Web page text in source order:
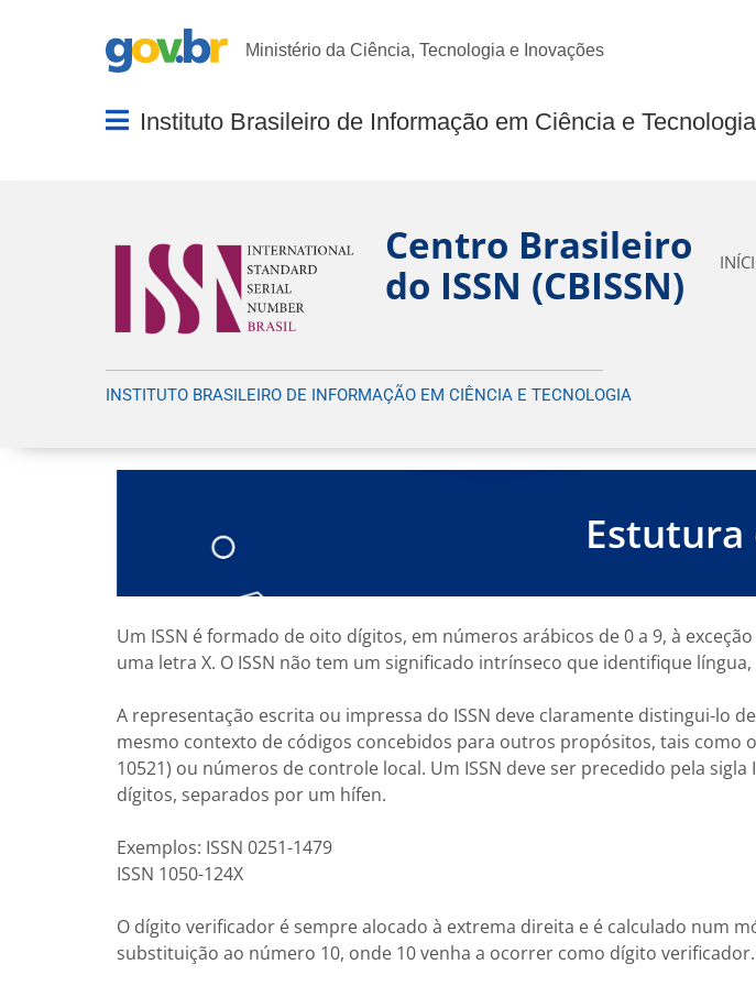
Portal Gov.br Ministério da Ciência, Tecnologia e Inovações
Abrir menu principal de navegação Instituto Brasileiro de Informação em Ciência e Tecnologia
Centro Brasileiro
do ISSN (CBISSN)
INSTITUTO BRASILEIRO DE INFORMAÇÃO EM CIÊNCIA E TECNOLOGIA
Estutura
Um ISSN é formado de oito dígitos, em números arábicos de 0 a 9, à
uma letra X. O ISSN não tem um significado intrínseco que identifique
A representação escrita ou impressa do ISSN deve claramente distingui-lo
mesmo contexto de códigos concebidos para outros propósitos, tais como
10521) ou números de controle local. Um ISSN deve ser precedido pela
dígitos, separados por um hífen.
Exemplos: ISSN 0251-1479
ISSN 1050-124X
O dígito verificador é sempre alocado à extrema direita e é calculado num
substituição ao número 10, onde 10 venha a ocorrer como dígito verificador.